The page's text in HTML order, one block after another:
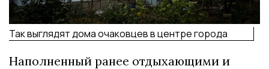
Так выглядят дома очаковцев в центре города
Наполненный ранее отдыхающими и